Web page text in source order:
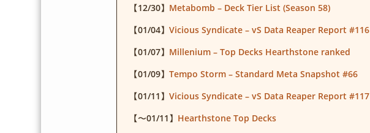
【12/30】 Metabomb – Deck Tier List (Season 58)
【01/04】 Vicious Syndicate – vS Data Reaper Report #116
【01/07】 Millenium – Top Decks Hearthstone ranked
【01/09】 Tempo Storm – Standard Meta Snapshot #66
【01/11】 Vicious Syndicate – vS Data Reaper Report #117
【～01/11】 Hearthstone Top Decks